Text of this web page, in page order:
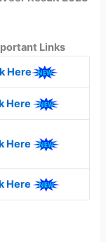
Links
Here
Here
Here
Here